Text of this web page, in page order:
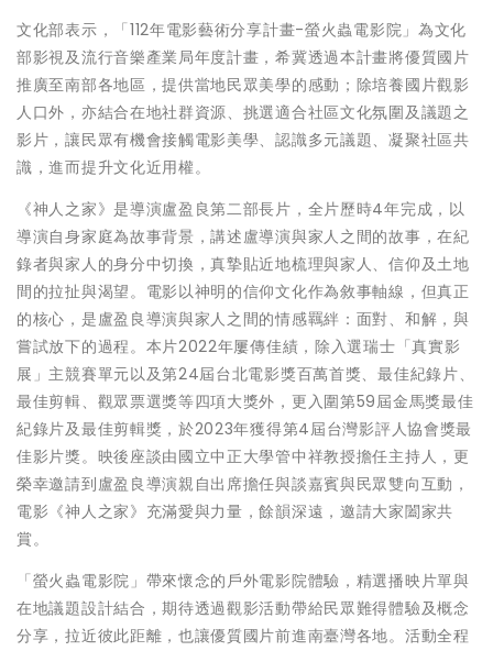
文化部表示，「112年電影藝術分享計畫-螢火蟲電影院」為文化
部影視及流行音樂產業局年度計畫，希冀透過本計畫將優質國片
推廣至南部各地區，提供當地民眾美學的感動；除培養國片觀影
人口外，亦結合在地社群資源、挑選適合社區文化氛圍及議題之
影片，讓民眾有機會接觸電影美學、認識多元議題、凝聚社區共
識，進而提升文化近用權。
《神人之家》是導演盧盈良第二部長片，全片歷時4年完成，以
導演自身家庭為故事背景，講述盧導演與家人之間的故事，在紀
錄者與家人的身分中切換，真摯貼近地梳理與家人、信仰及土地
間的拉扯與渴望。電影以神明的信仰文化作為敘事軸線，但真正
的核心，是盧盈良導演與家人之間的情感羈絆：面對、和解，與
嘗試放下的過程。本片2022年屢傳佳績，除入選瑞士「真實影
展」主競賽單元以及第24屆台北電影獎百萬首獎、最佳紀錄片、
最佳剪輯、觀眾票選獎等四項大獎外，更入圍第59屆金馬獎最佳
紀錄片及最佳剪輯獎，於2023年獲得第4屆台灣影評人協會獎最
佳影片獎。映後座談由國立中正大學管中祥教授擔任主持人，更
榮幸邀請到盧盈良導演親自出席擔任與談嘉賓與民眾雙向互動，
電影《神人之家》充滿愛與力量，餘韻深遠，邀請大家闔家共
賞。
「螢火蟲電影院」帶來懷念的戶外電影院體驗，精選播映片單與
在地議題設計結合，期待透過觀影活動帶給民眾難得體驗及概念
分享，拉近彼此距離，也讓優質國片前進南臺灣各地。活動全程